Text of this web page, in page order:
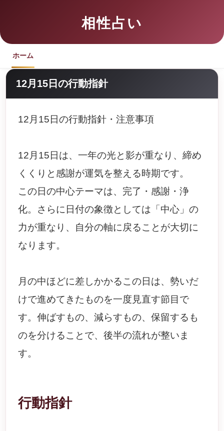
相性占い
ホーム
12月15日の行動指針
12月15日の行動指針・注意事項
12月15日は、一年の光と影が重なり、締め
くくりと感謝が運気を整える時期です。
この日の中心テーマは、完了・感謝・浄
化。さらに日付の象徴としては「中心」の
力が重なり、自分の軸に戻ることが大切に
なります。
月の中ほどに差しかかるこの日は、勢いだ
けで進めてきたものを一度見直す節目で
す。伸ばすもの、減らすもの、保留するも
のを分けることで、後半の流れが整いま
す。
行動指針